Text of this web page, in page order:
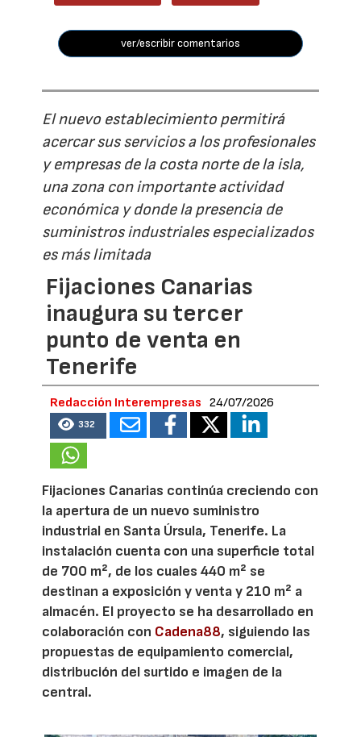
ver/escribir comentarios
El nuevo establecimiento permitirá
acercar sus servicios a los profesionales
y empresas de la costa norte de la isla,
una zona con importante actividad
económica y donde la presencia de
suministros industriales especializados
es más limitada
Fijaciones Canarias
inaugura su tercer
punto de venta en
Tenerife
Redacción Interempresas 24/07/2026
332
Fijaciones Canarias continúa creciendo con
la apertura de un nuevo suministro
industrial en Santa Úrsula, Tenerife. La
instalación cuenta con una superficie total
de 700 m², de los cuales 440 m² se
destinan a exposición y venta y 210 m² a
almacén. El proyecto se ha desarrollado en
colaboración con Cadena88, siguiendo las
propuestas de equipamiento comercial,
distribución del surtido e imagen de la
central.